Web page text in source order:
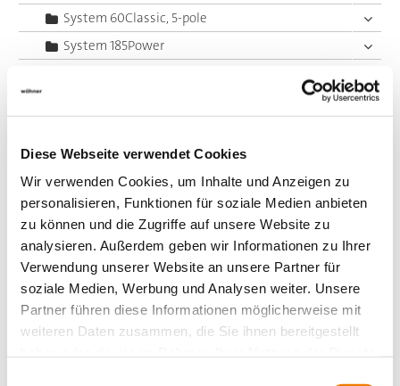
Diese Webseite verwendet Cookies
Wir verwenden Cookies, um Inhalte und Anzeigen zu
personalisieren, Funktionen für soziale Medien anbieten
zu können und die Zugriffe auf unsere Website zu
analysieren. Außerdem geben wir Informationen zu Ihrer
Verwendung unserer Website an unsere Partner für
soziale Medien, Werbung und Analysen weiter. Unsere
Partner führen diese Informationen möglicherweise mit
weiteren Daten zusammen, die Sie ihnen bereitgestellt
System 60Classic, 5-pole
System 185Power
Принадлежности
Value Added Services